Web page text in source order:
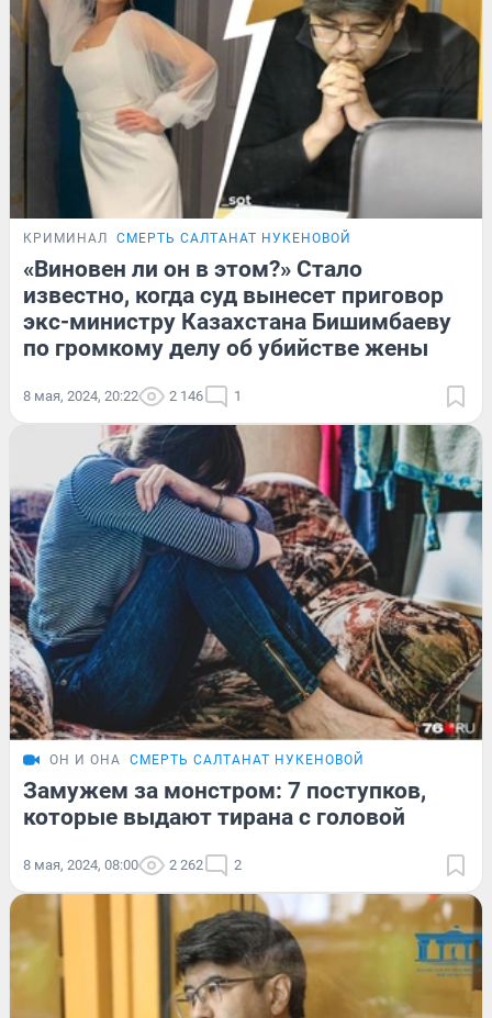
КРИМИНАЛ СМЕРТЬ САЛТАНАТ НУКЕНОВОЙ
«Виновен ли он в этом?» Стало
известно, когда суд вынесет приговор
экс-министру Казахстана Бишимбаеву
по громкому делу об убийстве жены
8 мая, 2024, 20:22 2 146 1
ОН И ОНА СМЕРТЬ САЛТАНАТ НУКЕНОВОЙ
Замужем за монстром: 7 поступков,
которые выдают тирана с головой
8 мая, 2024, 08:00 2 262 2